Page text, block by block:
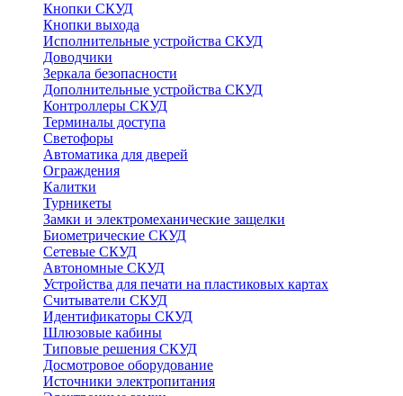
Кнопки СКУД
Кнопки выхода
Исполнительные устройства СКУД
Доводчики
Зеркала безопасности
Дополнительные устройства СКУД
Контроллеры СКУД
Терминалы доступа
Светофоры
Автоматика для дверей
Ограждения
Калитки
Турникеты
Замки и электромеханические защелки
Биометрические СКУД
Сетевые СКУД
Автономные СКУД
Устройства для печати на пластиковых картах
Считыватели СКУД
Идентификаторы СКУД
Шлюзовые кабины
Типовые решения СКУД
Досмотровое оборудование
Источники электропитания